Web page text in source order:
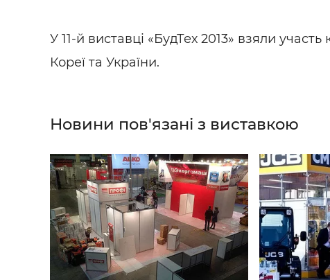
У 11-й виставці «БудТех 2013» взяли
Кореї та України.
Новини пов'язані з виставкою